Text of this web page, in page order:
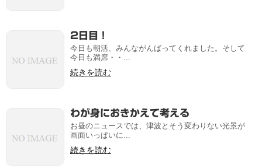
2日目！
今日も朝活、みんながんばってくれました。そして
今日も満席・・...
続きを読む
わが身におきかえて考える
お昼のニュースでは、津波とそう変わりない光景が
画面いっぱいに...
続きを読む